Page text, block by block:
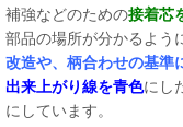
補強などのための接着芯
部品の場所が分かるよう
改造や、柄合わせの基準
出来上がり線を青色にし
にしています。